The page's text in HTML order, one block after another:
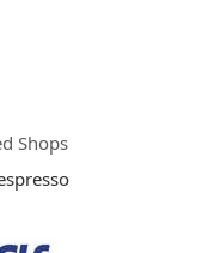
Shops